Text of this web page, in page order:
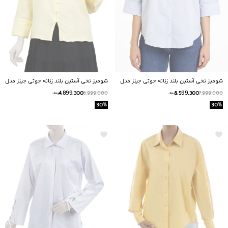
شومیز نخی آستین بلند زنانه جوتی جینز مدل
51731647
7,999,000
5,599,300تومانــ
30%
شومیز نخی آستین بلند زنانه جوتی جینز مدل
51731614
6,999,000
4,899,300تومانــ
30%